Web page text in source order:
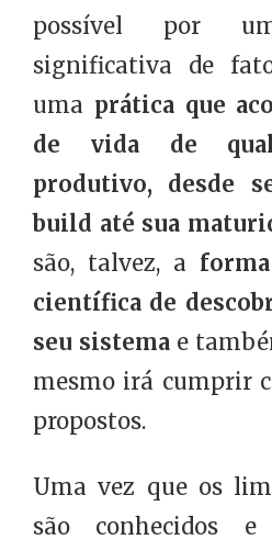
possível por
significativa de
uma prática que
de vida de
produtivo, desde
build até sua
são, talvez, a
científica de
seu sistema e
mesmo irá cumprir
propostos.
Uma vez que os
são conhecidos